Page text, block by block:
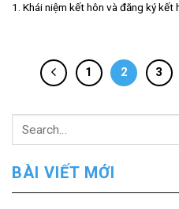
1. Khái niệm kết hôn và đăng ký kết
1 2 3
BÀI VIẾT MỚI